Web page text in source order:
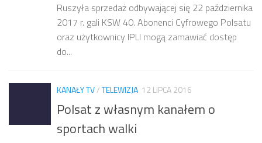
Ruszyła sprzedaż odbywającej się 22 października
2017 r. gali KSW 40. Abonenci Cyfrowego Polsatu
oraz użytkownicy IPLI mogą zamawiać dostęp
do...
KANAŁY TV/TELEWIZJA 12 LIPCA 2016
Polsat z własnym kanałem o
sportach walki